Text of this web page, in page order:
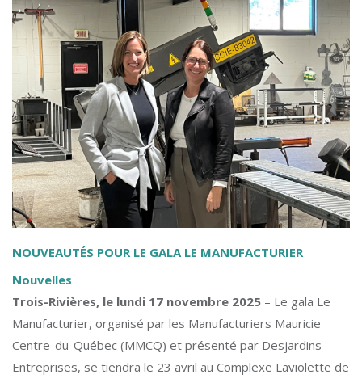
NOUVEAUTÉS POUR LE GALA LE MANUFACTURIER
Nouvelles
Trois-Rivières, le lundi 17 novembre 2025 – Le gala Le
Manufacturier, organisé par les Manufacturiers Mauricie
Centre-du-Québec (MMCQ) et présenté par Desjardins
Entreprises, se tiendra le 23 avril au Complexe Laviolette de